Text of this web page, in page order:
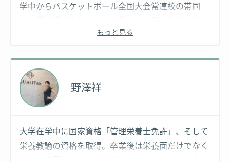
学中からバスケットボール全国大会常連校の帯同
む。その後、都内の某プライベートジムに勤務し年
スリートやモデル、著名人の指導にも携わる。ダイ
エットからアスリートのパフォーマンスアップ、姿
勢改善など、幅広い分野を得意とする。
もっと見る
野澤祥
大学在学中に国家資格「管理栄養士免許」、そして
栄養教諭の資格を取得。卒業後は栄養面だけでなく